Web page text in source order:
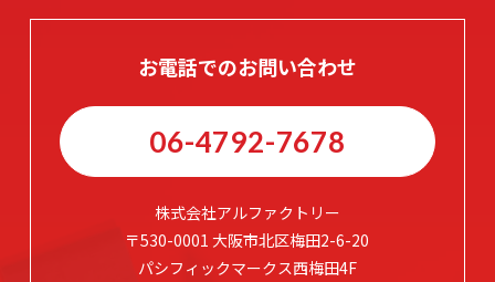
お電話でのお問い合わせ
06-4792-7678
株式会社アルファクトリー
〒530-0001 大阪市北区梅田2-6-20
パシフィックマークス西梅田4F